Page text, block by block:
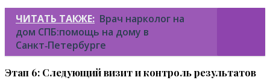
ЧИТАТЬ ТАКЖЕ: Врач нарколог на
дом СПБ:помощь на дому в
Санкт‑Петербурге
Этап 6: Следующий визит и контроль результатов